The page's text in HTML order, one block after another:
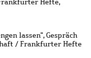
lassen", Gespräch
/ Frankfurter Hefte